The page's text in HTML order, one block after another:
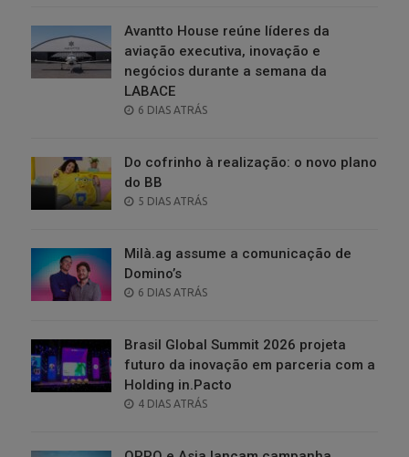
Avantto House reúne líderes da
aviação executiva, inovação e
negócios durante a semana da
LABACE
POSTED
6 DIAS ATRÁS
Do cofrinho à realização: o novo plano
do BB
POSTED
5 DIAS ATRÁS
Milà.ag assume a comunicação de
Domino’s
POSTED
6 DIAS ATRÁS
Brasil Global Summit 2026 projeta
futuro da inovação em parceria com a
Holding in.Pacto
POSTED
4 DIAS ATRÁS